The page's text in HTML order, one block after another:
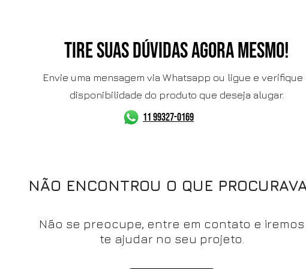
TIRE SUAS DÚVIDAS AGORA MESMO!
Envie uma mensagem via Whatsapp ou ligue e verifique
disponibilidade do produto que deseja alugar.
11 99327-0169
NÃO ENCONTROU O QUE
Não se preocupe, entre em contato e iremos
te ajudar no seu projeto.